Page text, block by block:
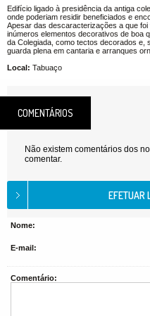
Edifício ligado à presidência da antiga
onde poderiam residir beneficiados e
Apesar das descaracterizações a que
inúmeros elementos decorativos de boa
da Colegiada, como tectos decorados e,
guarda plena em cantaria e arranques
Local: Tabuaço
COMENTÁRIOS
Não existem comentários dos
comentar.
Nome:
E-mail:
Comentário: